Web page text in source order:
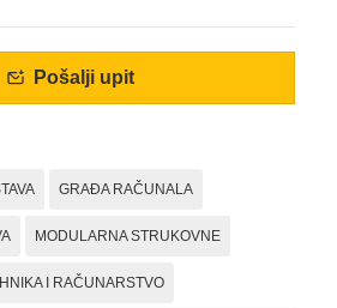
Pošalji upit
GRAĐA RAČUNALA
MODULARNA STRUKOVNE
I RAČUNARSTVO